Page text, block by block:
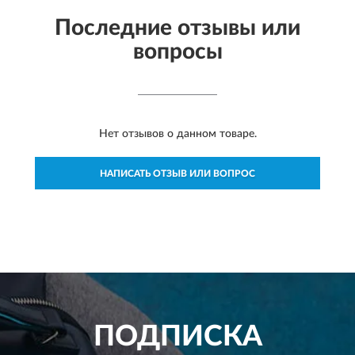
Последние отзывы или
вопросы
Нет отзывов о данном товаре.
НАПИСАТЬ ОТЗЫВ ИЛИ ВОПРОС
ПОДПИСКА